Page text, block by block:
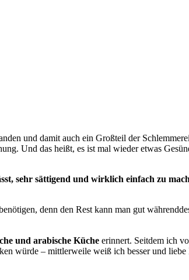
und damit auch ein Großteil der
Und das heißt, es ist mal wieder etwas
sehr sättigend und wirklich einfach zu
denn den Rest kann man gut
und arabische Küche erinnert. Seitdem ich
würde – mittlerweile weiß ich besser und